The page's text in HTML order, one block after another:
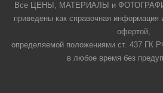
Все ЦЕНЫ, МАТЕРИАЛЫ и
приведены как справочная информация
офертой,
определяемой положениями ст. 437 ГК
в любое время без